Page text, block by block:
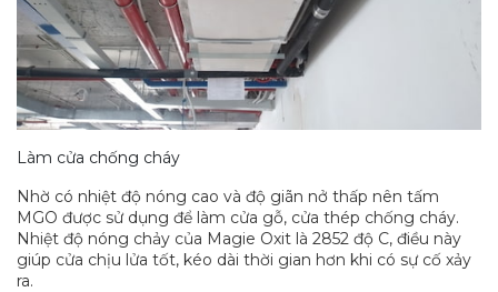
Làm cửa chống cháy
Nhờ có nhiệt độ nóng cao và độ giãn nở thấp nên tấm
MGO được sử dụng để làm cửa gỗ, cửa thép chống cháy.
Nhiệt độ nóng chảy của Magie Oxit là 2852 độ C, điều này
giúp cửa chịu lửa tốt, kéo dài thời gian hơn khi có sự cố xảy
ra.